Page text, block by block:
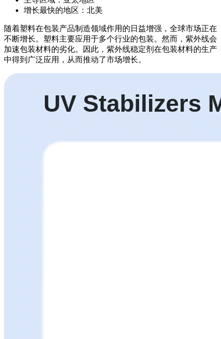
增长最快的地区：北美
随着塑料在包装产品制造领域作用的日益增强，全球市场正在
不断增长。塑料主要应用于多个行业的包装。然而，紫外线会
加速包装材料的劣化。因此，紫外线稳定剂在包装材料的生产
中得到广泛应用，从而推动了市场增长。